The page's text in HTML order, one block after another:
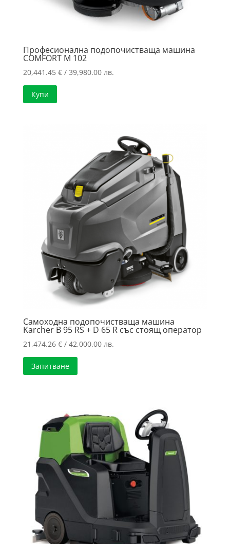
Професионална подопочистваща машина
COMFORT M 102
20,441.45 €/ 39,980.00 лв.
Купи
Самоходна подопочистваща машина
Karcher B 95 RS + D 65 R със стоящ оператор
21,474.26 €/ 42,000.00 лв.
Запитване